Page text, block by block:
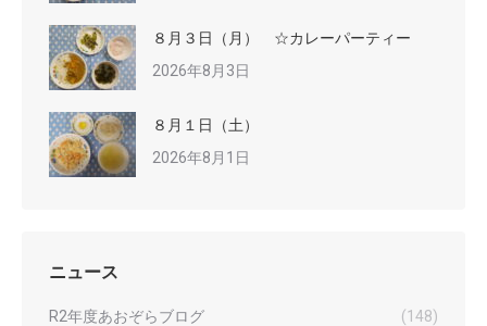
８月３日（月） ☆カレーパーティー
2026年8月3日
８月１日（土）
2026年8月1日
ニュース
R2年度あおぞらブログ
(148)